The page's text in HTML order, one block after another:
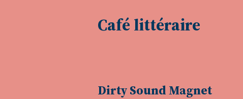
Café littéraire
Dirty Sound Magnet